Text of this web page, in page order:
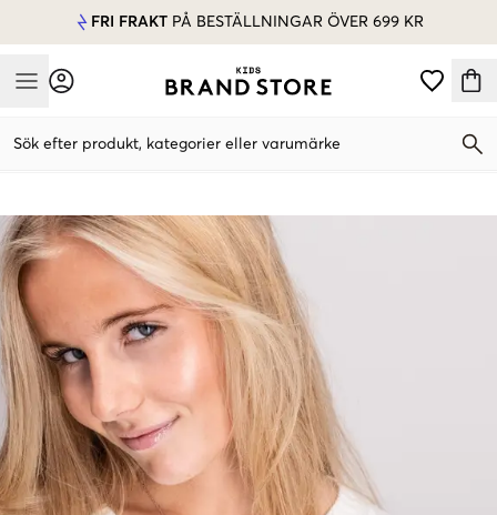
FRI FRAKT PÅ BESTÄLLNINGAR ÖVER 699 KR
Mobile Menu
Sök efter produkt, kategorier eller varumärke